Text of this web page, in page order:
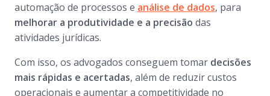
automação de processos e análise de dados, para
melhorar a produtividade e a precisão das
atividades jurídicas.
Com isso, os advogados conseguem tomar decisões
mais rápidas e acertadas, além de reduzir custos
operacionais e aumentar a competitividade no